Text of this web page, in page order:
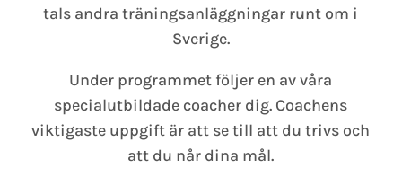
tals andra träningsanläggningar runt om i
Sverige.
Under programmet följer en av våra
specialutbildade coacher dig. Coachens
viktigaste uppgift är att se till att du trivs och
att du når dina mål.